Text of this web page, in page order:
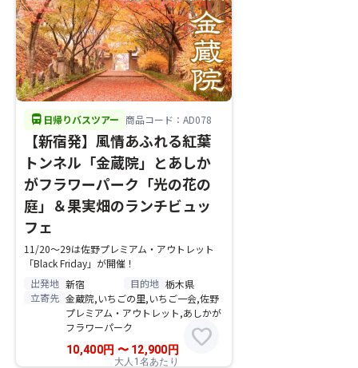
directions_bus 日帰りバスツアー 商品コード：AD078
【新宿発】風情あふれる紅葉
トンネル「金蔵院」とあしか
がフラワーパーク「光の花の
庭」＆果実畑のランチビュッ
フェ
11/20～29は佐野プレミアム・アウトレット
「Black Friday」が開催！
出発地 新宿 目的地 栃木県
立寄先 金蔵院,いちごの里,いちご一会,佐野
プレミアム・アウトレット,あしかが
フラワーパーク
10,400円 〜12,900 円
大人1名あたり
favorite